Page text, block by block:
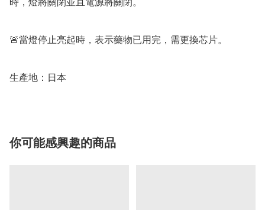
時，燈將關閉並且電源將關閉。
🚨當燈停止亮起時，表示藥物已用完，需更換芯片。
生產地：日本
你可能感興趣的商品